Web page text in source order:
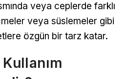
veya ceplerde farklı
veya süslemeler gibi
özgün bir tarz katar.